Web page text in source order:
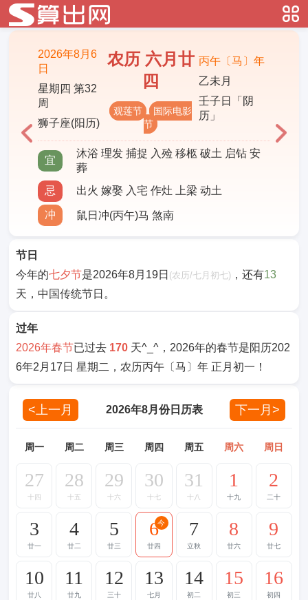
2026年8月6
日
星期四 第32
周
狮子座(阳历)
农历 六月廿
四
观莲节
国际电影
节
丙午〔马〕年
乙未月
壬子日「阴
历」
宜
沐浴 理发 捕捉 入殓 移柩 破土 启钻 安
葬
忌
出火 嫁娶 入宅 作灶 上梁 动土
冲 鼠日冲(丙午)马 煞南
节日
今年的七夕节是2026年8月19日 (农历/七月初七) ，还有13
天，中国传统节日。
过年
2026年春节已过去 170 天^_^，2026年的春节是阳历202
6年2月17日 星期二，农历丙午〔马〕年 正月初一！
<上一月 2026年8月份日历表 下一月>
周一 周二 周三 周四 周五 周六 周日
27
十四
28
十五
29
十六
30
十七
31
十八
1
十九
2
二十
3
廿一
4
廿二
5
廿三
6
廿四
今 7
立秋
8
廿六
9
廿七
10
廿八
11
廿九
12
三十
13
七月
14
初二
15
初三
16
初四